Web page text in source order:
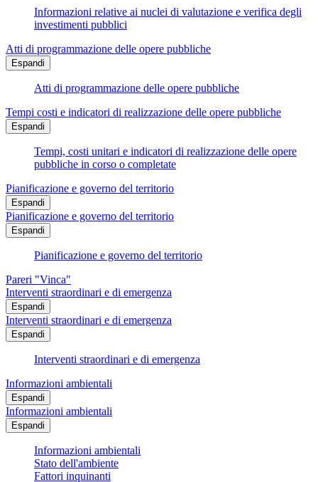
Informazioni relative ai nuclei di valutazione e verifica degli
investimenti pubblici
Atti di programmazione delle opere pubbliche
Espandi
Atti di programmazione delle opere pubbliche
Tempi costi e indicatori di realizzazione delle opere pubbliche
Espandi
Tempi, costi unitari e indicatori di realizzazione delle opere
pubbliche in corso o completate
Pianificazione e governo del territorio
Espandi
Pianificazione e governo del territorio
Espandi
Pianificazione e governo del territorio
Pareri "Vinca"
Interventi straordinari e di emergenza
Espandi
Interventi straordinari e di emergenza
Espandi
Interventi straordinari e di emergenza
Informazioni ambientali
Espandi
Informazioni ambientali
Espandi
Informazioni ambientali
Stato dell'ambiente
Fattori inquinanti